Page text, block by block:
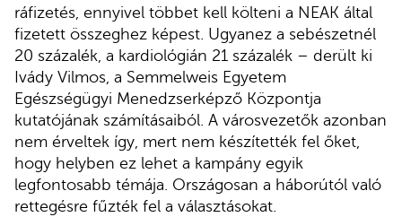
ráfizetés, ennyivel többet kell költeni a NEAK által
fizetett összeghez képest. Ugyanez a sebészetnél
20 százalék, a kardiológián 21 százalék – derült ki
Ivády Vilmos, a Semmelweis Egyetem
Egészségügyi Menedzserképző Központja
kutatójának számításaiból. A városvezetők azonban
nem érveltek így, mert nem készítették fel őket,
hogy helyben ez lehet a kampány egyik
legfontosabb témája. Országosan a háborútól való
rettegésre fűzték fel a választásokat.